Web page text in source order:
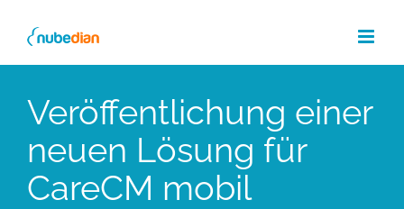
Veröffentlichung einer
neuen Lösung für
CareCM mobil